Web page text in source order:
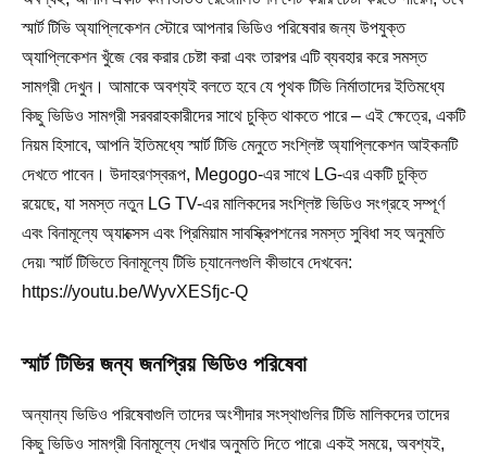
স্মার্ট টিভি অ্যাপ্লিকেশন স্টোরে আপনার ভিডিও পরিষেবার জন্য উপযুক্ত
অ্যাপ্লিকেশন খুঁজে বের করার চেষ্টা করা এবং তারপর এটি ব্যবহার করে সমস্ত
সামগ্রী দেখুন। আমাকে অবশ্যই বলতে হবে যে পৃথক টিভি নির্মাতাদের ইতিমধ্যে
কিছু ভিডিও সামগ্রী সরবরাহকারীদের সাথে চুক্তি থাকতে পারে – এই ক্ষেত্রে, একটি
নিয়ম হিসাবে, আপনি ইতিমধ্যে স্মার্ট টিভি মেনুতে সংশ্লিষ্ট অ্যাপ্লিকেশন আইকনটি
দেখতে পাবেন। উদাহরণস্বরূপ, Megogo-এর সাথে LG-এর একটি চুক্তি
রয়েছে, যা সমস্ত নতুন LG TV-এর মালিকদের সংশ্লিষ্ট ভিডিও সংগ্রহে সম্পূর্ণ
এবং বিনামূল্যে অ্যাক্সেস এবং প্রিমিয়াম সাবস্ক্রিপশনের সমস্ত সুবিধা সহ অনুমতি
দেয়৷ স্মার্ট টিভিতে বিনামূল্যে টিভি চ্যানেলগুলি কীভাবে দেখবেন:
https://youtu.be/WyvXESfjc-Q
স্মার্ট টিভির জন্য জনপ্রিয় ভিডিও পরিষেবা
অন্যান্য ভিডিও পরিষেবাগুলি তাদের অংশীদার সংস্থাগুলির টিভি মালিকদের তাদের
কিছু ভিডিও সামগ্রী বিনামূল্যে দেখার অনুমতি দিতে পারে৷ একই সময়ে, অবশ্যই,